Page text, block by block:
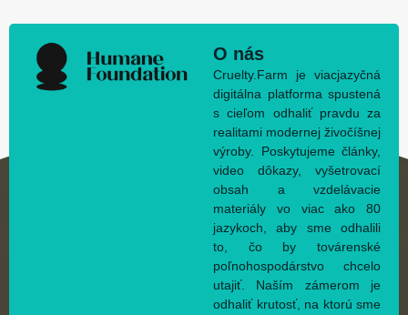
O nás
Cruelty.Farm je viacjazyčná
digitálna platforma spustená
s cieľom odhaliť pravdu za
realitami modernej živočíšnej
výroby. Poskytujeme články,
video dôkazy, vyšetrovací
obsah a vzdelávacie
materiály vo viac ako 80
jazykoch, aby sme odhalili
to, čo by továrenské
poľnohospodárstvo chcelo
utajiť. Naším zámerom je
odhaliť krutosť, na ktorú sme